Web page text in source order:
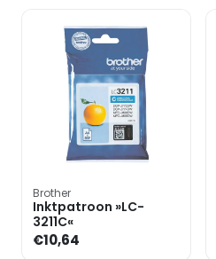
Brother
Inktpatroon »LC-
3211C«
€10,64